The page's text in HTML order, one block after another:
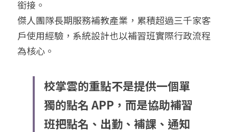
銜接。
傑人團隊長期服務補教產業，累積超過三千家客
戶使用經驗，系統設計也以補習班實際行政流程
為核心。
校掌雲的重點不是提供一個單
獨的點名 APP，而是協助補習
班把點名、出勤、補課、通知